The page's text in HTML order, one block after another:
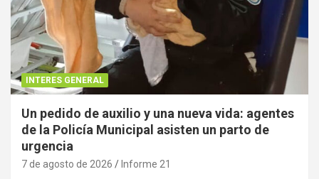
INTERES GENERAL
Un pedido de auxilio y una nueva vida: agentes
de la Policía Municipal asisten un parto de
urgencia
7 de agosto de 2026 Informe 21